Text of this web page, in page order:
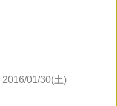
2016/01/30(土)